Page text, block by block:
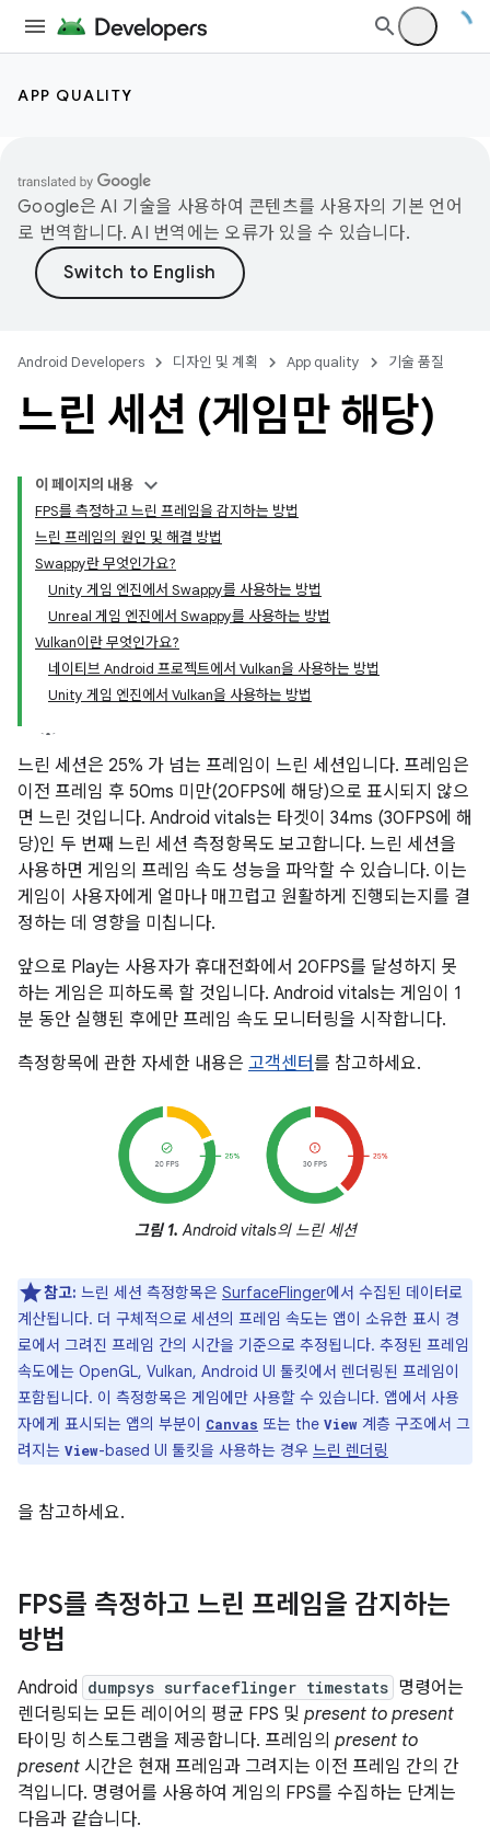
APP QUALITY
Google은 AI 기술을 사용하여 콘텐츠를 사용자의 기본 언어
로 번역합니다. AI 번역에는 오류가 있을 수 있습니다.
Android Developers 디자인 및 계획 App quality 기술 품질
느린 세션 (게임만 해당)
이 페이지의 내용
FPS를 측정하고 느린 프레임을 감지하는 방법
느린 프레임의 원인 및 해결 방법
Swappy란 무엇인가요?
Unity 게임 엔진에서 Swappy를 사용하는 방법
Unreal 게임 엔진에서 Swappy를 사용하는 방법
Vulkan이란 무엇인가요?
네이티브 Android 프로젝트에서 Vulkan을 사용하는 방법
Unity 게임 엔진에서 Vulkan을 사용하는 방법
느린 세션은 25% 가 넘는 프레임이 느린 세션입니다. 프레임은
이전 프레임 후 50ms 미만(20FPS에 해당)으로 표시되지 않으
면 느린 것입니다. Android vitals는 타겟이 34ms (30FPS에 해
당)인 두 번째 느린 세션 측정항목도 보고합니다. 느린 세션을
사용하면 게임의 프레임 속도 성능을 파악할 수 있습니다. 이는
게임이 사용자에게 얼마나 매끄럽고 원활하게 진행되는지를 결
정하는 데 영향을 미칩니다.
앞으로 Play는 사용자가 휴대전화에서 20FPS를 달성하지 못
하는 게임은 피하도록 할 것입니다. Android vitals는 게임이 1
분 동안 실행된 후에만 프레임 속도 모니터링을 시작합니다.
측정항목에 관한 자세한 내용은 고객센터를 참고하세요.
그림 1. Android vitals의 느린 세션
참고: 느린 세션 측정항목은 SurfaceFlinger에서 수집된 데이터로
계산됩니다. 더 구체적으로 세션의 프레임 속도는 앱이 소유한 표시 경
로에서 그려진 프레임 간의 시간을 기준으로 추정됩니다. 추정된 프레임
속도에는 OpenGL, Vulkan, Android UI 툴킷에서 렌더링된 프레임이
포함됩니다. 이 측정항목은 게임에만 사용할 수 있습니다. 앱에서 사용
자에게 표시되는 앱의 부분이
Canvas 또는 the View 계층 구조에서 그
려지는 View-based UI 툴킷을 사용하는 경우 느린 렌더링
을 참고하세요.
FPS를 측정하고 느린 프레임을 감지하는
방법
Android dumpsys surfaceflinger timestats 명령어는
렌더링되는 모든 레이어의 평균 FPS 및 present to present
타이밍 히스토그램을 제공합니다. 프레임의 present to
present 시간은 현재 프레임과 그려지는 이전 프레임 간의 간
격입니다. 명령어를 사용하여 게임의 FPS를 수집하는 단계는
다음과 같습니다.